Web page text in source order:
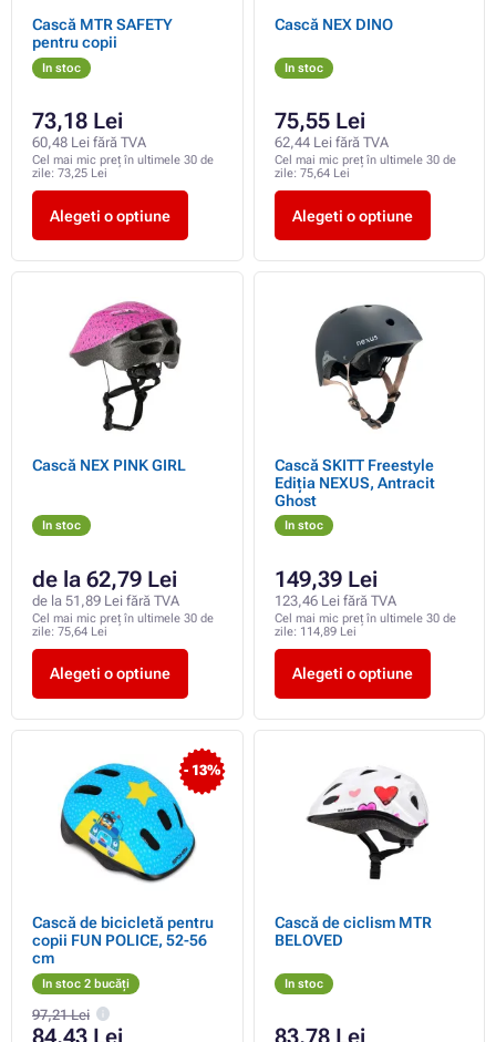
Cască MTR SAFETY
pentru copii
In stoc
73,18 Lei
60,48 Lei fără TVA
Cel mai mic preț în ultimele 30 de
zile: 73,25 Lei
Alegeti o optiune
Cască NEX DINO
In stoc
75,55 Lei
62,44 Lei fără TVA
Cel mai mic preț în ultimele 30 de
zile: 75,64 Lei
Alegeti o optiune
Cască NEX PINK GIRL
In stoc
de la 62,79 Lei
de la 51,89 Lei fără TVA
Cel mai mic preț în ultimele 30 de
zile: 75,64 Lei
Alegeti o optiune
Cască SKITT Freestyle
Ediția NEXUS, Antracit
Ghost
In stoc
149,39 Lei
123,46 Lei fără TVA
Cel mai mic preț în ultimele 30 de
zile: 114,89 Lei
Alegeti o optiune
- 13%
Cască de bicicletă pentru
copii FUN POLICE, 52-56
cm
In stoc 2 bucăți
97,21 Lei
Cască de ciclism MTR
BELOVED
In stoc